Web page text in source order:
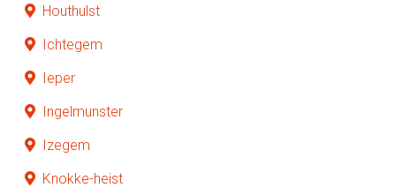
Houthulst
Ichtegem
Ieper
Ingelmunster
Izegem
Knokke-heist